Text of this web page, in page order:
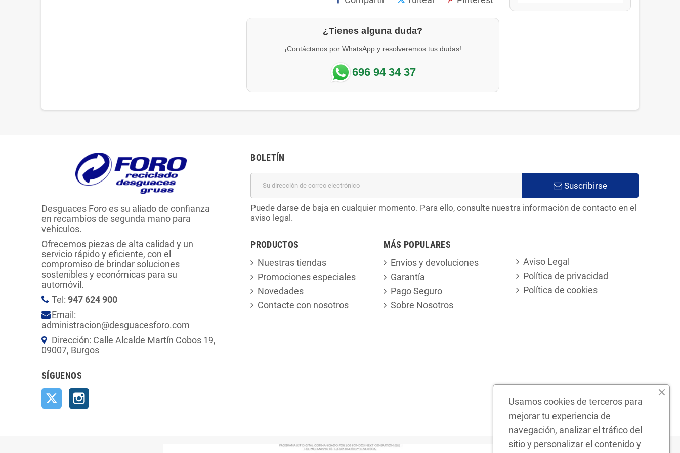
¿Tienes alguna duda?
¡Contáctanos por WhatsApp y resolveremos tus dudas!
696 94 34 37
Desguaces Foro es su aliado de confianza
en recambios de segunda mano para
vehículos.
Ofrecemos piezas de alta calidad y un
servicio rápido y eficiente, con el
compromiso de brindar soluciones
sostenibles y económicas para su
automóvil.
Tel: 947 624 900
Email:
administracion@desguacesforo.com
Dirección: Calle Alcalde Martín Cobos 19,
09007, Burgos
SÍGUENOS
Twitter
BOLETÍN
Suscribirse
Puede darse de baja en cualquier momento. Para ello, consulte nuestra información de contacto en el
aviso legal.
PRODUCTOS
Nuestras tiendas
Promociones especiales
Novedades
Contacte con nosotros
MÁS POPULARES
Envíos y devoluciones
Garantía
Pago Seguro
Sobre Nosotros
Aviso Legal
Política de privacidad
Política de cookies
Usamos cookies de terceros para
mejorar tu experiencia de
navegación, analizar el tráfico del
sitio y personalizar el contenido y